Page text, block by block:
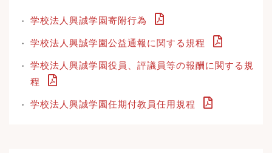
学校法人興誠学園寄附行為
学校法人興誠学園公益通報に関する規程
学校法人興誠学園役員、評議員等の報酬に関する規
程
学校法人興誠学園任期付教員任用規程